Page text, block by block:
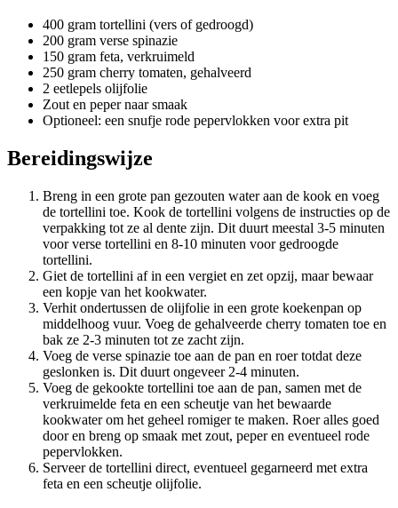
400 gram tortellini (vers of gedroogd)
200 gram verse spinazie
150 gram feta, verkruimeld
250 gram cherry tomaten, gehalveerd
2 eetlepels olijfolie
Zout en peper naar smaak
Optioneel: een snufje rode pepervlokken voor extra pit
Bereidingswijze
Breng in een grote pan gezouten water aan de kook en voeg
de tortellini toe. Kook de tortellini volgens de instructies op de
verpakking tot ze al dente zijn. Dit duurt meestal 3-5 minuten
voor verse tortellini en 8-10 minuten voor gedroogde
tortellini.
Giet de tortellini af in een vergiet en zet opzij, maar bewaar
een kopje van het kookwater.
Verhit ondertussen de olijfolie in een grote koekenpan op
middelhoog vuur. Voeg de gehalveerde cherry tomaten toe en
bak ze 2-3 minuten tot ze zacht zijn.
Voeg de verse spinazie toe aan de pan en roer totdat deze
geslonken is. Dit duurt ongeveer 2-4 minuten.
Voeg de gekookte tortellini toe aan de pan, samen met de
verkruimelde feta en een scheutje van het bewaarde
kookwater om het geheel romiger te maken. Roer alles goed
door en breng op smaak met zout, peper en eventueel rode
pepervlokken.
Serveer de tortellini direct, eventueel gegarneerd met extra
feta en een scheutje olijfolie.